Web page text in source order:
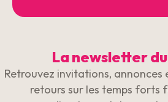
La newsletter
Retrouvez invitations,
retours sur les temps forts